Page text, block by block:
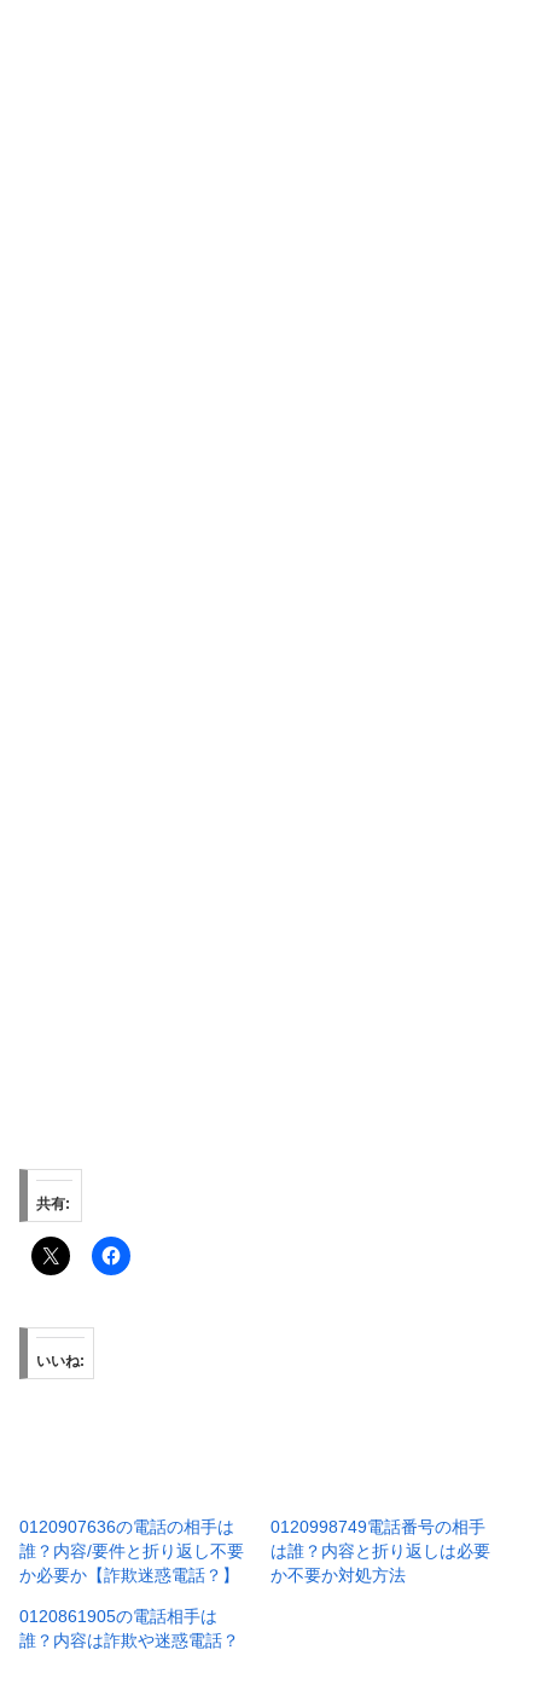
共有:
いいね:
0120907636の電話の相手は
誰？内容/要件と折り返し不要
か必要か【詐欺迷惑電話？】
0120998749電話番号の相手
は誰？内容と折り返しは必要
か不要か対処方法
0120861905の電話相手は
誰？内容は詐欺や迷惑電話？